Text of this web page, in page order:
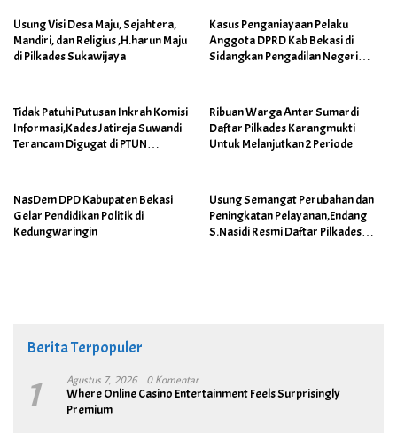
Usung Visi Desa Maju, Sejahtera,
Mandiri, dan Religius ,H.harun Maju
di Pilkades Sukawijaya
Kasus Penganiayaan Pelaku
Anggota DPRD Kab Bekasi di
Sidangkan Pengadilan Negeri
Tidak Patuhi Putusan Inkrah Komisi
Informasi,Kades Jatireja Suwandi
Terancam Digugat di PTUN
Ribuan Warga Antar Sumardi
Daftar Pilkades Karangmukti
Untuk Melanjutkan 2 Periode
NasDem DPD Kabupaten Bekasi
Gelar Pendidikan Politik di
Kedungwaringin
Usung Semangat Perubahan dan
Peningkatan Pelayanan,Endang
S.Nasidi Resmi Daftar Pilkades
Berita Terpopuler
1 Agustus 7, 2026 0 Komentar
Where Online Casino Entertainment Feels Surprisingly
Premium